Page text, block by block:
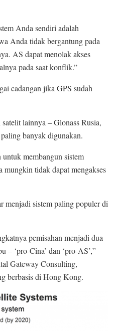
Anda sendiri adalah
Anda tidak bergantung pada
AS dapat menolak akses
pada saat konflik.”
cadangan jika GPS sudah
lainnya – Glonass Rusia,
banyak digunakan.
membangun sistem
mungkin tidak dapat mengakses
menjadi sistem paling populer di
pemisahan menjadi dua
– ‘pro-Cina’ dan ‘pro-AS’,”
Gateway Consulting,
berbasis di Hong Kong.